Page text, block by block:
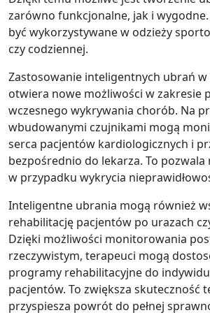
zarówno funkcjonalne, jak i
być wykorzystywane w odzieży
czy codziennej.
Zastosowanie inteligentnych ubrań w
otwiera nowe możliwości w zakresie
wczesnego wykrywania chorób. Na
wbudowanymi czujnikami mogą
serca pacjentów kardiologicznych i
bezpośrednio do lekarza. To pozwala
w przypadku wykrycia
Inteligentne ubrania mogą również
rehabilitację pacjentów po urazach
Dzięki możliwości monitorowania
rzeczywistym, terapeuci mogą
programy rehabilitacyjne do
pacjentów. To zwiększa skuteczność
przyspiesza powrót do pełnej